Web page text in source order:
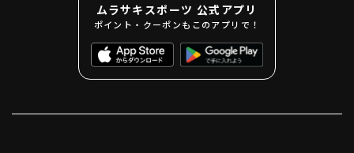
ムラサキスポーツ 公式アプリ
ポイント・クーポンもこのアプリで！